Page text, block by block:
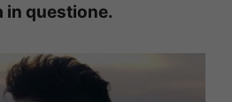
in questione.